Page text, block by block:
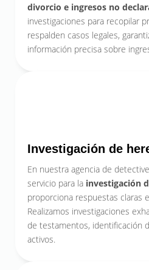
divorcio e ingresos no
investigaciones para recopilar
respalden casos legales,
información precisa sobre
Investigación de
En nuestra agencia de
servicio para la investigación
proporciona respuestas claras
Realizamos investigaciones
de testamentos, identificación
activos.